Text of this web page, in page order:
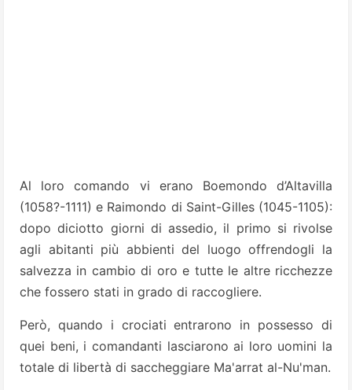
Al loro comando vi erano Boemondo d’Altavilla
(1058?-1111) e Raimondo di Saint-Gilles (1045-1105):
dopo diciotto giorni di assedio, il primo si rivolse
agli abitanti più abbienti del luogo offrendogli la
salvezza in cambio di oro e tutte le altre ricchezze
che fossero stati in grado di raccogliere.
Però, quando i crociati entrarono in possesso di
quei beni, i comandanti lasciarono ai loro uomini la
totale di libertà di saccheggiare Ma'arrat al-Nu'man.